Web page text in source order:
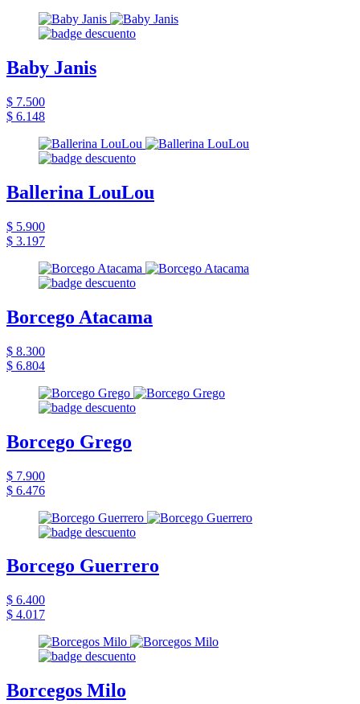
Baby Janis
$ 7.500
$ 6.148
Ballerina LouLou
$ 5.900
$ 3.197
Borcego Atacama
$ 8.300
$ 6.804
Borcego Grego
$ 7.900
$ 6.476
Borcego Guerrero
$ 6.400
$ 4.017
Borcegos Milo